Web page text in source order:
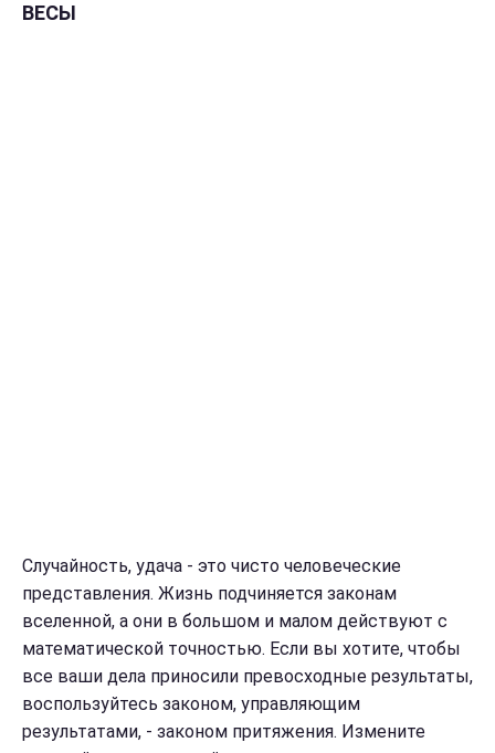
ВЕСЫ
Случайность, удача - это чисто человеческие
представления. Жизнь подчиняется законам
вселенной, а они в большом и малом действуют с
математической точностью. Если вы хотите, чтобы
все ваши дела приносили превосходные результаты,
воспользуйтесь законом, управляющим
результатами, - законом притяжения. Измените